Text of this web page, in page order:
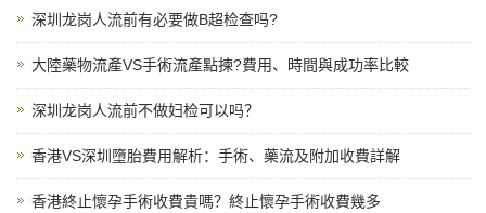
深圳龙岗人流前有必要做B超检查吗?
大陸藥物流產VS手術流產點揀?費用、時間與成功率比較
深圳龙岗人流前不做妇检可以吗？
香港VS深圳墮胎費用解析：手術、藥流及附加收費詳解
香港終止懷孕手術收費貴嗎？終止懷孕手術收費幾多